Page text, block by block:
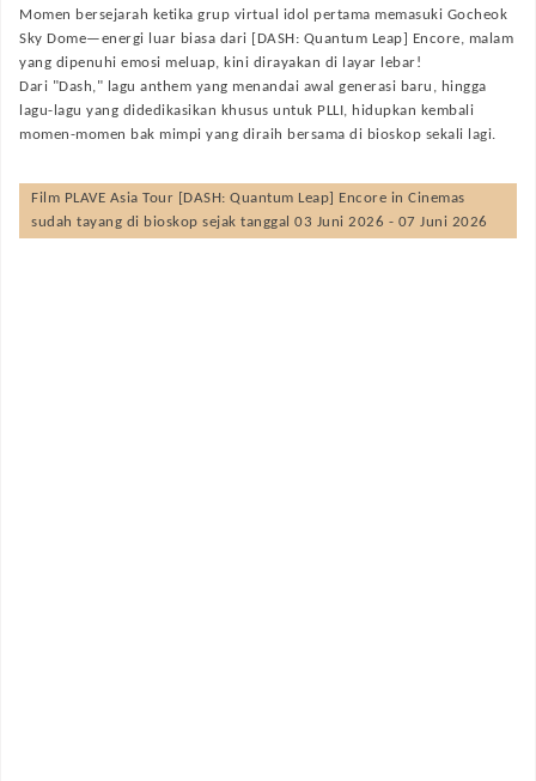
Momen bersejarah ketika grup virtual idol pertama memasuki Gocheok
Sky Dome—energi luar biasa dari [DASH: Quantum Leap] Encore, malam
yang dipenuhi emosi meluap, kini dirayakan di layar lebar!
Dari "Dash," lagu anthem yang menandai awal generasi baru, hingga
lagu-lagu yang didedikasikan khusus untuk PLLI, hidupkan kembali
momen-momen bak mimpi yang diraih bersama di bioskop sekali lagi.
Film PLAVE Asia Tour [DASH: Quantum Leap] Encore in Cinemas
sudah tayang di bioskop sejak tanggal 03 Juni 2026 - 07 Juni 2026